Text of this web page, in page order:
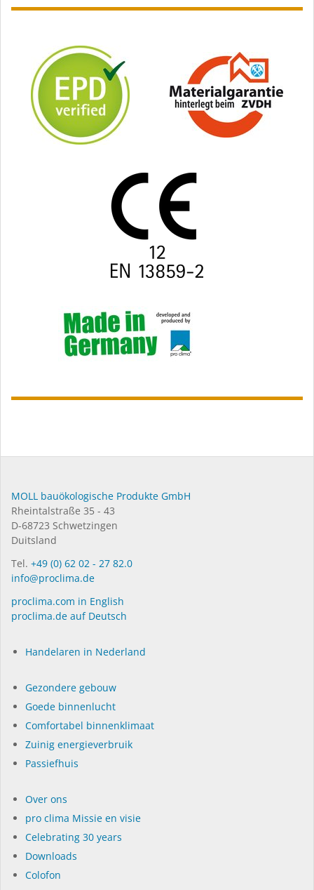
MOLL bauökologische Produkte GmbH
Rheintalstraße 35 - 43
D-68723 Schwetzingen
Duitsland
Tel. +49 (0) 62 02 - 27 82.0
info@proclima.de
proclima.com in English
proclima.de auf Deutsch
Handelaren in Nederland
Gezondere gebouw
Goede binnenlucht
Comfortabel binnenklimaat
Zuinig energieverbruik
Passiefhuis
Over ons
pro clima Missie en visie
Celebrating 30 years
Dow­n­loads
Colofon